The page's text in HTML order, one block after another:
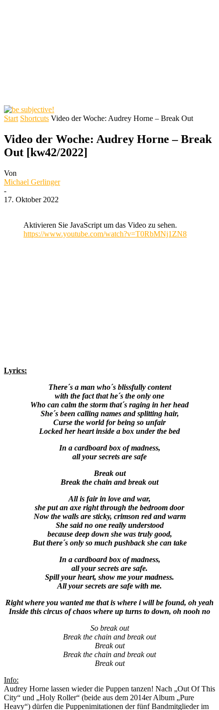
Start Shortcuts Video der Woche: Audrey Horne – Break Out
Video der Woche: Audrey Horne – Break
Out [kw42/2022]
Von
Michael Gerlinger
-
17. Oktober 2022
Aktivieren Sie JavaScript um das Video zu sehen.
https://www.youtube.com/watch?v=T0RbMNj1ZN8
Lyrics:
There´s a man who´s blissfully content
with the fact that he´s the only one
Who can calm the storm that´s raging in her head
She´s been calling names and splitting hair,
Curse the world for being so unfair
Locked her heart inside a box under the bed
In a cardboard box of madness,
all your secrets are safe
Break out
Break the chain and break out
All is fair in love and war,
she put an axe right through the bedroom door
Now the walls are sticky, crimson red and warm
She said no one really understood
because deep down she was truly good,
But there´s only so much pushback she can take
In a cardboard box of madness,
all your secrets are safe.
Spill your heart, show me your madness.
All your secrets are safe with me.
Right where you wanted me that is where i will be found, oh yeah
Inside this circus of chaos where up turns to down, oh nooh no
So break out
Break the chain and break out
Break out
Break the chain and break out
Break out
Info:
Audrey Horne lassen wieder die Puppen tanzen! Nach „Out Of This
City“ und „Holy Roller“ (beide aus dem 2014er Album „Pure
Heavy“) dürfen die Puppenimitationen der fünf Bandmitglieder im